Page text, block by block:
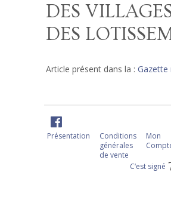
DES
DES
Article présent dans la : Gazette
Présentation
Conditions
générales
de vente
Mon
C‘est signé